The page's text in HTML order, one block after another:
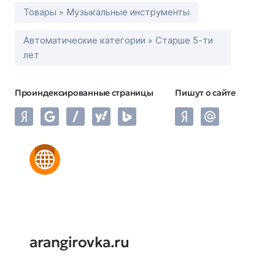
Товары » Музыкальные инструменты
Автоматические категории » Старше 5-ти
лет
Проиндексированные страницы Пишут о сайте
arangirovka.ru